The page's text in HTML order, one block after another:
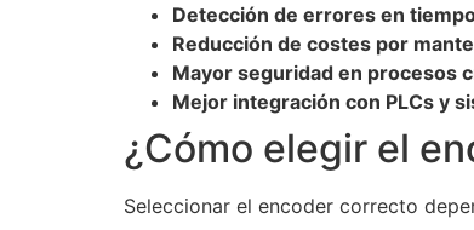
Detección de errores en
Reducción de costes por
Mayor seguridad en procesos
Mejor integración con PLCs y
¿Cómo elegir el
Seleccionar el encoder correcto